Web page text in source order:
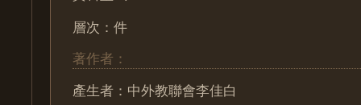
層次：件
著作者：
產生者：中外教聯會李佳白